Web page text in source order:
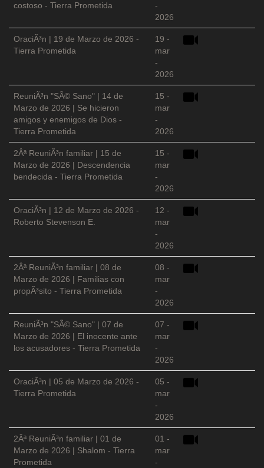
costoso - Tierra Prometida
-
2026
OraciÃ³n | 19 de Marzo de 2026 -
Tierra Prometida
19 -
mar
-
2026
ReuniÃ³n "SÃ© Sano" | 14 de
Marzo de 2026 | Se hicieron
amigos y enemigos de Dios -
Tierra Prometida
15 -
mar
-
2026
2Âª ReuniÃ³n familiar | 15 de
Marzo de 2026 | Descendencia
bendecida - Tierra Prometida
15 -
mar
-
2026
OraciÃ³n | 12 de Marzo de 2026 -
Roberto Stevenson E.
12 -
mar
-
2026
2Âª ReuniÃ³n familiar | 08 de
Marzo de 2026 | Familias con
propÃ³sito - Tierra Prometida
08 -
mar
-
2026
ReuniÃ³n "SÃ© Sano" | 07 de
Marzo de 2026 | El inocente ante
los acusadores - Tierra Prometida
07 -
mar
-
2026
OraciÃ³n | 05 de Marzo de 2026 -
Tierra Prometida
05 -
mar
-
2026
2Âª ReuniÃ³n familiar | 01 de
Marzo de 2026 | Shalom - Tierra
Prometida
01 -
mar
-